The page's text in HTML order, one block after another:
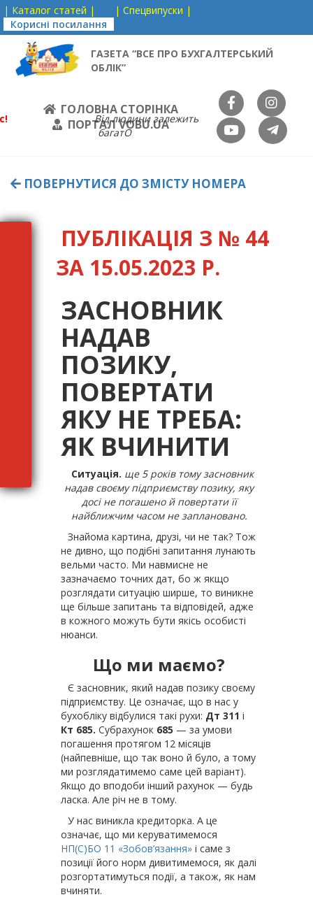
| Каталог статей |
| Спецвипуски |
Корисні посилання
ГАЗЕТА “ВСЕ ПРО БУХГАЛТЕРСЬКИЙ
ОБЛІК”
ГОЛОВНА СТОРІНКА
ПОРТАЛ VOBU.UA
Від людини залежить
багатО
ПОВЕРНУТИСЯ ДО ЗМІСТУ НОМЕРА
ПУБЛІКАЦІЯ З № 44
ЗА 15.05.2023 Р.
ЗАСНОВНИК
НАДАВ
ПОЗИКУ,
ПОВЕРТАТИ
ЯКУ НЕ ТРЕБА:
ЯК ВЧИНИТИ
Ситуація. ще 5 років тому засновник
надав своєму підприємству позику, яку
досі не погашено й повертати її
найближчим часом не заплановано.
Знайома картина, друзі, чи не так? Тож
не дивно, що подібні запитання лунають
вельми часто. Ми навмисне не
зазначаємо точних дат, бо ж якщо
розглядати ситуацію ширше, то виникне
ще більше запитань та відповідей, адже
в кожного можуть бути якісь особисті
нюанси.
Що ми маємо?
Є засновник, який надав позику своєму
підприємству. Це означає, що в нас у
бухобліку відбулися такі рухи: Дт 311 і
Кт 685. Субрахунок 685 — за умови
погашення протягом 12 місяців
(найпевніше, що так воно й було, а тому
ми розглядатимемо саме цей варіант).
Якщо до вподоби інший рахунок — будь
ласка. Але річ не в тому.
У нас виникла кредиторка. А це
означає, що ми керуватимемося
НП(С)БО 11 «Зобов’язання» і саме з
позиції його норм дивитимемося, як далі
розгортатимуться події, а також, як нам
вчиняти.